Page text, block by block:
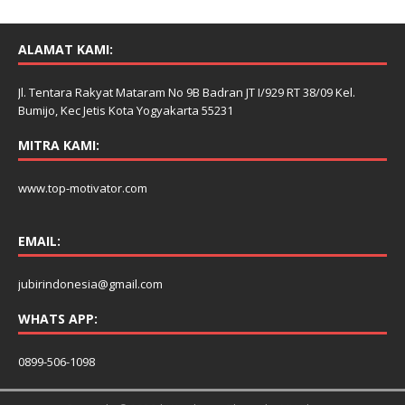
ALAMAT KAMI:
Jl. Tentara Rakyat Mataram No 9B Badran JT I/929 RT 38/09 Kel.
Bumijo, Kec Jetis Kota Yogyakarta 55231
MITRA KAMI:
www.top-motivator.com
EMAIL:
jubirindonesia@gmail.com
WHATS APP:
0899-506-1098